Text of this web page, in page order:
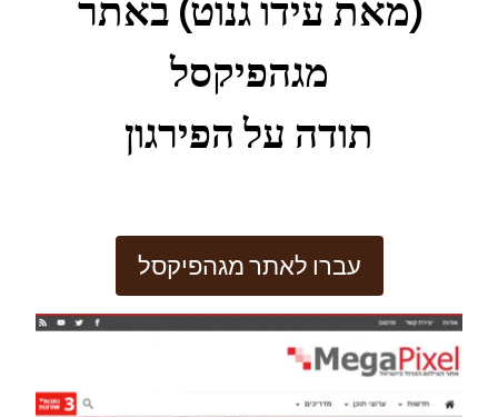
(מאת עידו גנוט) באתר
מגהפיקסל
תודה על הפירגון
עברו לאתר מגהפיקסל